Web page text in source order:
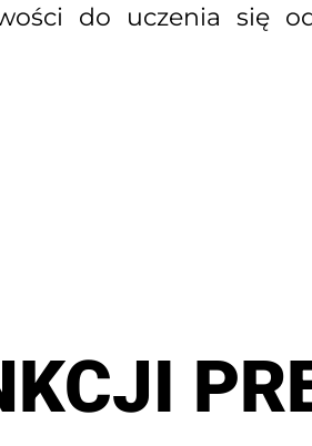
do uczenia się